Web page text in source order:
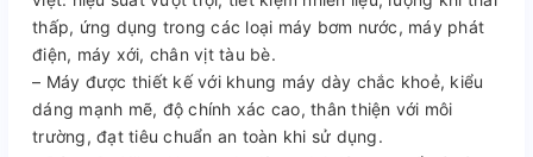
thấp, ứng dụng trong các loại máy bơm nước, máy phát
điện, máy xới, chân vịt tàu bè.
– Máy được thiết kế với khung máy dày chắc khoẻ, kiểu
dáng mạnh mẽ, độ chính xác cao, thân thiện với môi
trường, đạt tiêu chuẩn an toàn khi sử dụng.